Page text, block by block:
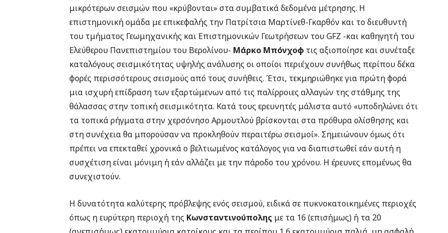
μικρότερων σεισμών που «κρύβονται» στα συμβατικά δεδομένα μέτρησης. Η
επιστημονική ομάδα με επικεφαλής την Πατρίτσια Μαρτίνεθ-Γκαρθόν και το διευθυντή
του τμήματος Γεωμηχανικής και Επιστημονικών Γεωτρήσεων του GFZ -και καθηγητή του
Ελεύθερου Πανεπιστημίου του Βερολίνου- Μάρκο Μπόνχοφ τις αξιοποίησε και συνέταξε
καταλόγους σεισμικότητας υψηλής ανάλυσης οι οποίοι περιέχουν συνήθως περίπου δέκα
φορές περισσότερους σεισμούς από τους συνήθεις. Έτσι, τεκμηριώθηκε για πρώτη φορά
μια ισχυρή επίδραση των εξαρτώμενων από τις παλίρροιες αλλαγών της στάθμης της
θάλασσας στην τοπική σεισμικότητα. Κατά τους ερευνητές μάλιστα αυτό «υποδηλώνει ότι
τα τοπικά ρήγματα στην χερσόνησο Αρμουτλού βρίσκονται στα πρόθυρα ολίσθησης και
στη συνέχεια θα μπορούσαν να προκληθούν περαιτέρω σεισμοί». Σημειώνουν όμως ότι
πρέπει να επεκταθεί χρονικά ο βελτιωμένος κατάλογος για να διαπιστωθεί εάν αυτή η
συσχέτιση είναι μόνιμη ή εάν αλλάζει με την πάροδο του χρόνου. Η έρευνες επομένως θα
συνεχιστούν.
Η δυνατότητα καλύτερης πρόβλεψης ενός σεισμού, ειδικά σε πυκνοκατοικημένες περιοχές
όπως η ευρύτερη περιοχή της Κωνσταντινούπολης με τα 16 (επισήμως) ή τα 20